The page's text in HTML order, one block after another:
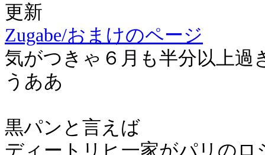
更新
Zugabe/おまけのページ
気がつきゃ６月も半分以上過
うああ
黒パンと言えば
ディートリヒ一家がパリのロ